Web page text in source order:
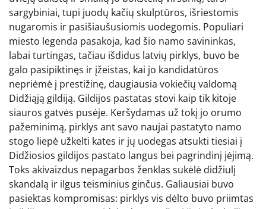
sargybiniai, tupi juodų kačių skulptūros, išriestomis
nugaromis ir pasišiaušusiomis uodegomis. Populiari
miesto legenda pasakoja, kad šio namo savininkas,
labai turtingas, tačiau išdidus latvių pirklys, buvo be
galo pasipiktinęs ir įžeistas, kai jo kandidatūros
nepriėmė į prestižinę, daugiausia vokiečių valdomą
Didžiąją gildiją. Gildijos pastatas stovi kaip tik kitoje
siauros gatvės pusėje. Keršydamas už tokį jo orumo
pažeminimą, pirklys ant savo naujai pastatyto namo
stogo liepė užkelti kates ir jų uodegas atsukti tiesiai į
Didžiosios gildijos pastato langus bei pagrindinį įėjimą.
Toks akivaizdus nepagarbos ženklas sukėlė didžiulį
skandalą ir ilgus teisminius ginčus. Galiausiai buvo
pasiektas kompromisas: pirklys vis dėlto buvo priimtas